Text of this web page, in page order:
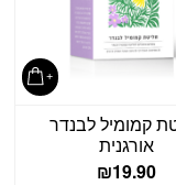
קמומיל לבנדר
אורגנית
₪19.90